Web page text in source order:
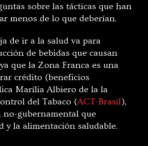
sobre las tácticas que han
menos de lo que deberían.
de ir a la salud va para
de bebidas que causan
que la Zona Franca es una
crédito (beneficios
Marília Albiero de la la
del Tabaco (ACT-Brasil),
no-gubernamental que
y la alimentación saludable.